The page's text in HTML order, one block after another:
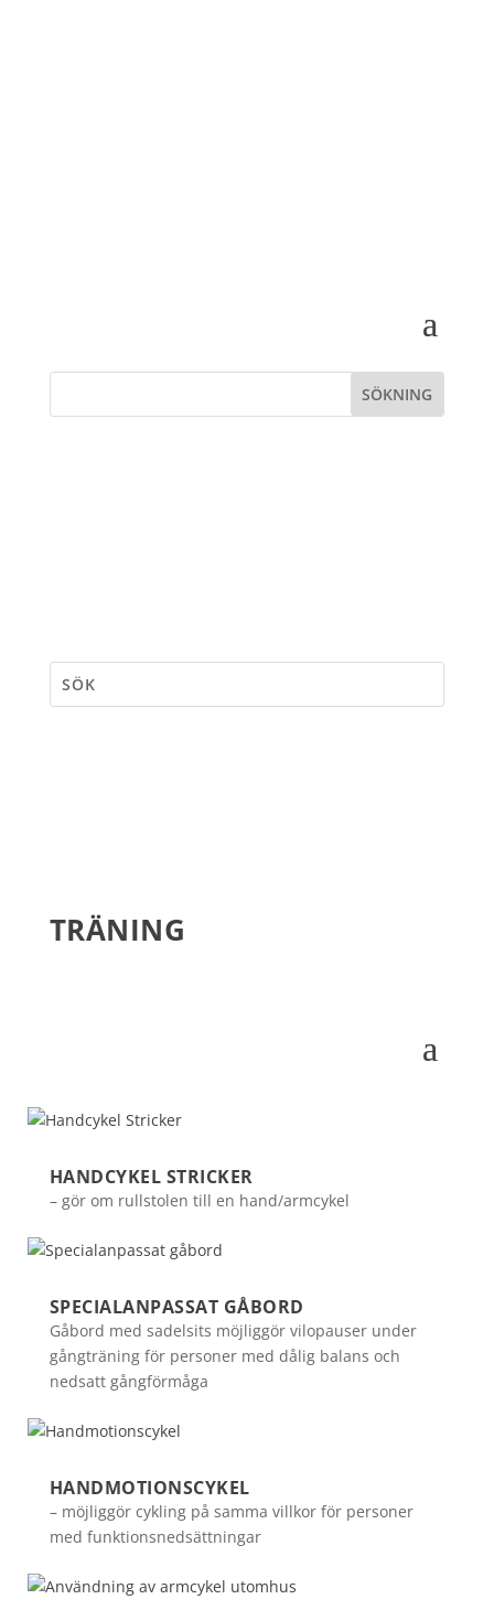
TRÄNING
HANDCYKEL STRICKER
– gör om rullstolen till en hand/armcykel
SPECIALANPASSAT GÅBORD
Gåbord med sadelsits möjliggör vilopauser under
gångträning för personer med dålig balans och
nedsatt gångförmåga
HANDMOTIONSCYKEL
– möjliggör cykling på samma villkor för personer
med funktionsnedsättningar